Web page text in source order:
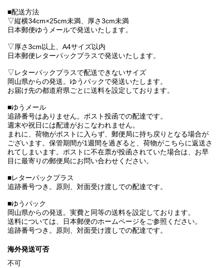
■配送方法
▽縦横34cm×25cm未満、厚さ3cm未満
日本郵便ゆうメールで発送いたします。
▽厚さ3cm以上、A4サイズ以内
日本郵便レターパックプラスで発送いたします。
▽レターパックプラスで配送できないサイズ
岡山県からの発送。ゆうパックで発送いたします。
お届け先の都道府県ごとに送料を設定しております。
■ゆうメール
追跡番号はありません。ポスト投函での配達です。
週末や祝日には配達がおこなわれません。
まれに、荷物がポストに入らず、郵便局に持ち戻りとなる場合が
ございます。保管期間が1週間を過ぎると、荷物がこちらに返送さ
れてしまいます。ポストに不在票が投函されていた場合は、お早
目に最寄りの郵便局にお問い合わせください。
■レターパックプラス
追跡番号つき。原則、対面受け渡しでの配達です。
■ゆうパック
岡山県からの発送。実費と同等の送料を設定しております。
送料については、日本郵便のホームページをご参照ください。
追跡番号つき。原則、対面受け渡しでの配達です。
海外発送可否
不可